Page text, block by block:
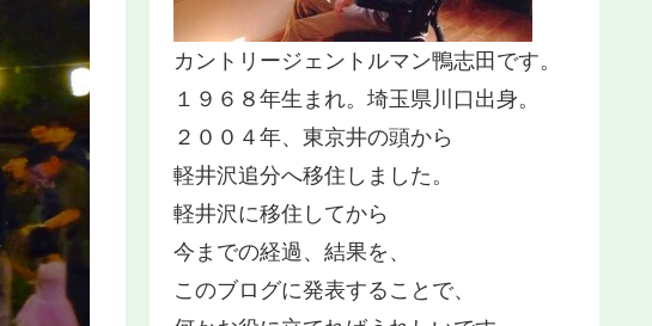
カントリージェントルマン鴨志田です。
１９６８年生まれ。埼玉県川口出身。
２００４年、東京井の頭から
軽井沢追分へ移住しました。
軽井沢に移住してから
今までの経過、結果を、
このブログに発表することで、